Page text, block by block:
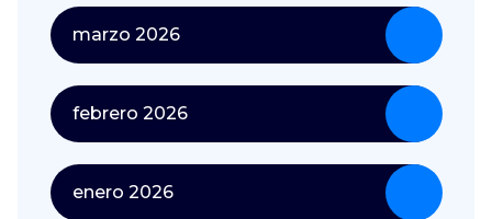
marzo 2026
febrero 2026
enero 2026